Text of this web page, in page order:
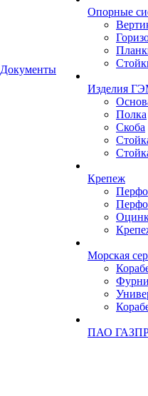
Документы
Опорные
Изделия
Полка
Скоба
Крепеж
Морская
ПАО